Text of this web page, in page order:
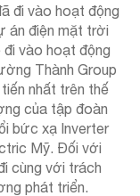
đi vào hoạt động
án điện mặt trời
đi vào hoạt động
Thành Group
nhất trên thế
của tập đoàn
bức xạ Inverter
Mỹ. Đối với
cùng với trách
phát triển.